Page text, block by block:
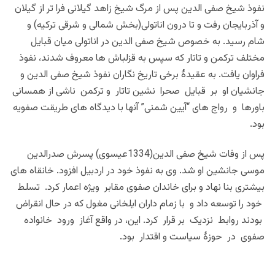
نفوذ شیخ صفی الدین پس از مرگ شیخ زاهد گیلانی فرا تر از گیلان
و آذربایجان رفت و تا درون اناتولی(بخش شمالی و شرقی ترکیه) و
شام رسید. به خصوص شیخ صفی الدین در اناتولی میان قبایل
مختلف ترکمن و تاتار که سپس به قزلباش ها معروف شدند، نفوذ
فراوان یافت. به عقیدۀ برخی تاریخ نگاران نفوذ شیخ صفی الدین و
جانشیان او بر قبایل صحرا نشین تاتار و ترکمن ناشی از همسانی
باورها و رواج های “آیین شمنی” آنها با دیدگاه های طریقت صفویه
بود.
پس از وفات شیخ صفی الدین(1334عیسوی) پسرش صدرالدین
موسی جانشین او شد. وی به نفوذ خود در اردبیل افزود. خانقاه های
بیشتری بنا نهاد و برای خاندان صفوی مقابر ویژه اعمار کرد. تسلط
خود را توسعه داد و با زمام داران ایلخانی مغول که در حال انقراض
بودند روابط نزدیک بر قرار کرد. این، در واقع آغاز ورود خانواده
صفوی در حوزۀ سیاست و اقتدار بود.